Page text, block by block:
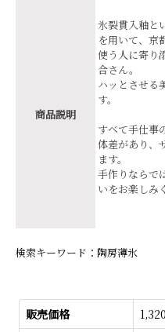
商品説明
氷裂貫入釉と
を用いて、京
使う人に寄り
合さん。
ハッとさせる
す。
すべて手仕事
体差があり、
ます。
手作りならで
いをお楽しみ
検索キーワード：陶房薄氷
販売価格